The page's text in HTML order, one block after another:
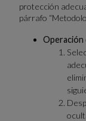
protección
párrafo
Operación